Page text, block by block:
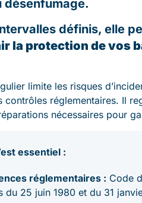
désenfumage.
définis, elle
la protection de vos
limite les risques
contrôles réglementaires. Il
nécessaires pour
essentiel :
réglementaires : Code
du 25 juin 1980 et du 31